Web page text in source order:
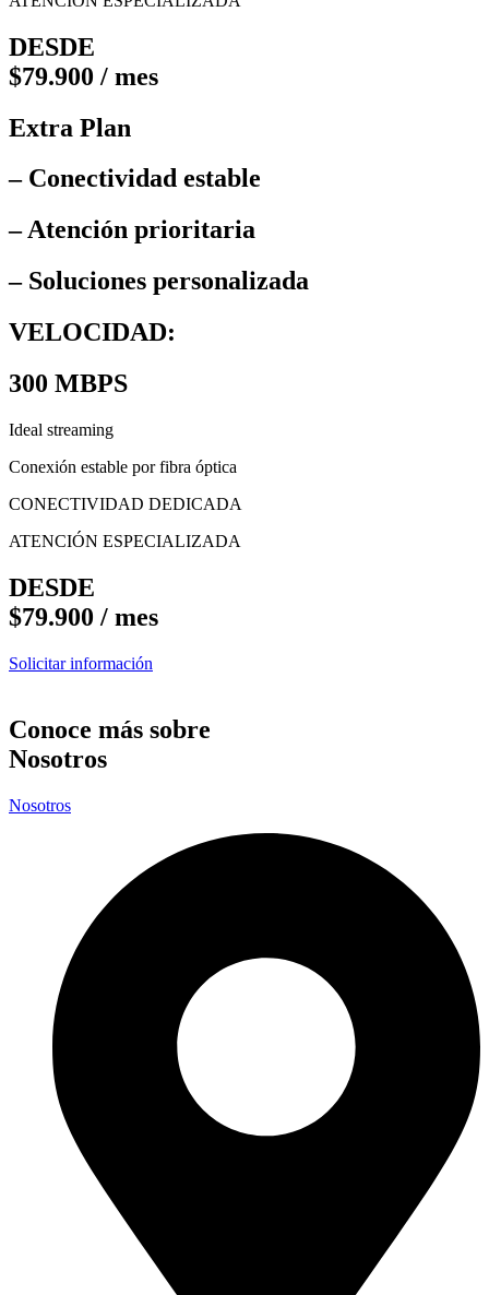
DESDE
$79.900 / mes
Extra Plan
– Conectividad estable
– Atención prioritaria
– Soluciones personalizada
VELOCIDAD:
300 MBPS
Ideal streaming
Conexión estable por fibra óptica
CONECTIVIDAD DEDICADA
ATENCIÓN ESPECIALIZADA
DESDE
$79.900 / mes
Solicitar información
Conoce más sobre
Nosotros
Nosotros